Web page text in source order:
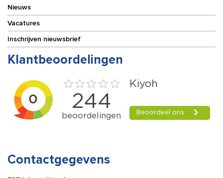
Nieuws
Vacatures
Inschrijven nieuwsbrief
Klantbeoordelingen
Contactgegevens